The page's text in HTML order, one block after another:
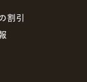
割引